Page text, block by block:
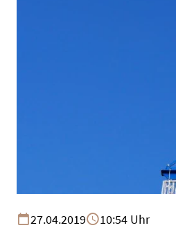
27.04.2019 10:54 Uhr